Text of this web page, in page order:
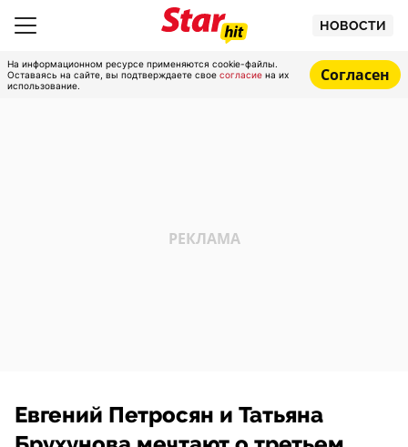
НОВОСТИ
На информационном ресурсе применяются cookie-файлы.
Оставаясь на сайте, вы подтверждаете свое согласие на их
использование.
Согласен
Евгений Петросян и Татьяна